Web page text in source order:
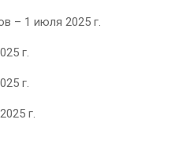
– 1 июля 2025 г.
г.
г.
г.